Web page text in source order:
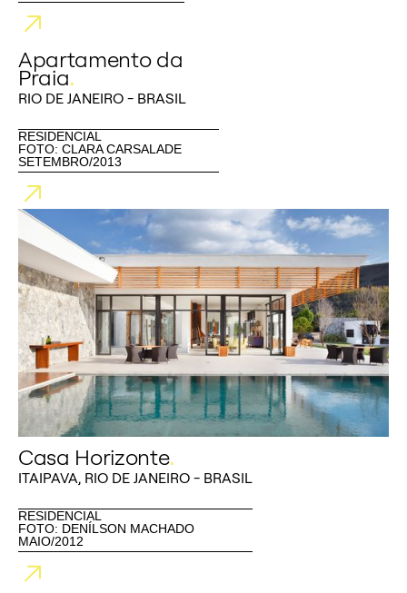
Apartamento da
Praia.
RIO DE JANEIRO - BRASIL
RESIDENCIAL
FOTO: CLARA CARSALADE
SETEMBRO/2013
Casa Horizonte.
ITAIPAVA, RIO DE JANEIRO - BRASIL
RESIDENCIAL
FOTO: DENÍLSON MACHADO
MAIO/2012